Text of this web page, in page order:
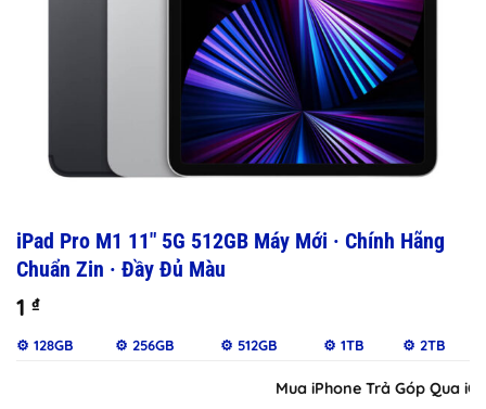
iPad Pro M1 11″ 5G 512GB Máy Mới · Chính Hãng
Chuẩn Zin · Đầy Đủ Màu
1 ₫
⚙️ 128GB ⚙️ 256GB ⚙️ 512GB ⚙️ 1TB ⚙️ 2TB
Mua iPhone Trả Góp Qua